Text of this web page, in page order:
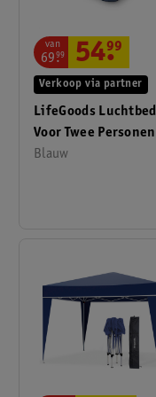
LifeGoods Luchtbed
Voor Twee Personen
Blauw
Verkoop via partner
van
69.
99 54.
99